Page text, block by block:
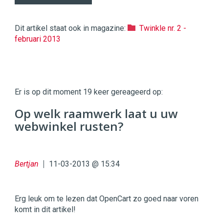
Dit artikel staat ook in magazine:
Twinkle nr. 2 -
februari 2013
|
Digital
Commercehttps://twinklemagazine.nl
9654
Er is op dit moment 19 keer gereageerd op:
Op welk raamwerk laat u uw
webwinkel rusten?
Bertjan 11-03-2013 @ 15:34
Erg leuk om te lezen dat OpenCart zo goed naar voren
komt in dit artikel!